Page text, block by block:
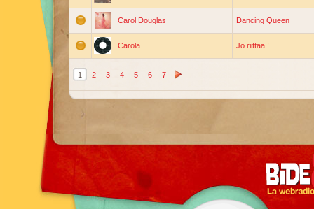
Carol Douglas Dancing Queen
Carola Jo riittää !
1 2 3 4 5 6 7